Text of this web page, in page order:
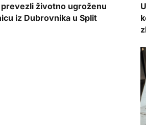
životno ugroženu
iz Dubrovnika u Split